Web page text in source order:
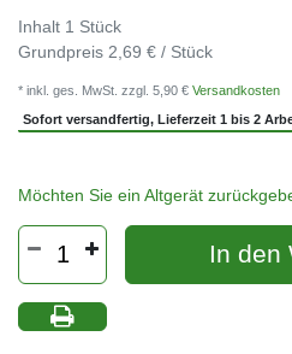
Inhalt 1 Stück
Grundpreis 2,69 € / Stück
* inkl. ges. MwSt. zzgl. 5,90 € Versandkosten
Sofort versandfertig, Lieferzeit 1 bis 2
Möchten Sie ein Altgerät
In den